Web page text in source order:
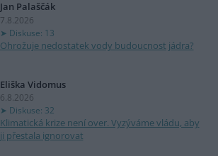
Jan Palaščák
7.8.2026
Diskuse: 13
Ohrožuje nedostatek vody budoucnost jádra?
Eliška Vidomus
6.8.2026
Diskuse: 32
Klimatická krize není over. Vyzýváme vládu, aby
ji přestala ignorovat